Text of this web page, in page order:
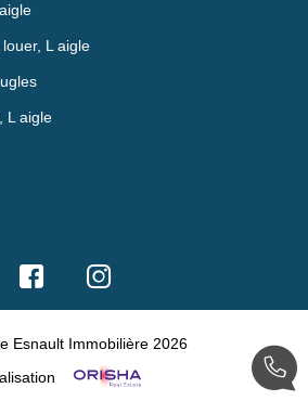
L aigle
L aigle
Esnault Immobilière 2026